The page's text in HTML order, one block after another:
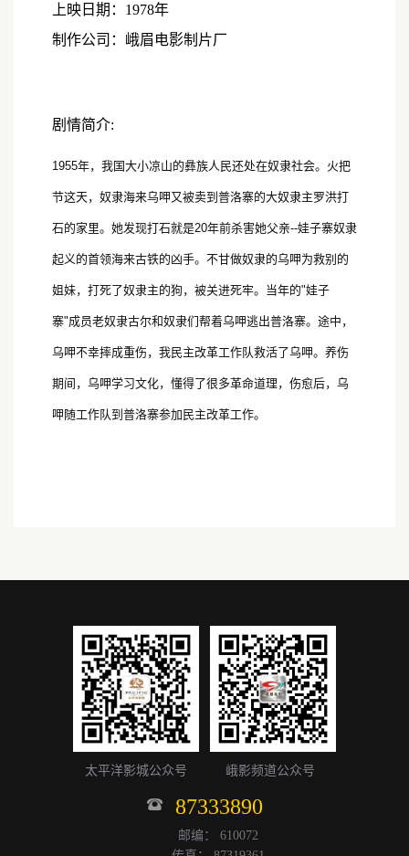
上映日期：1978年
制作公司：峨眉电影制片厂
剧情简介:
1955年，我国大小凉山的彝族人民还处在奴隶社会。火把
节这天，奴隶海来乌呷又被卖到普洛寨的大奴隶主罗洪打
石的家里。她发现打石就是20年前杀害她父亲--娃子寨奴隶
起义的首领海来古铁的凶手。不甘做奴隶的乌呷为救别的
姐妹，打死了奴隶主的狗，被关进死牢。当年的"娃子
寨"成员老奴隶古尔和奴隶们帮着乌呷逃出普洛寨。途中，
乌呷不幸摔成重伤，我民主改革工作队救活了乌呷。养伤
期间，乌呷学习文化，懂得了很多革命道理，伤愈后，乌
呷随工作队到普洛寨参加民主改革工作。
太平洋影城公众号 峨影频道公众号
87333890
邮编： 610072